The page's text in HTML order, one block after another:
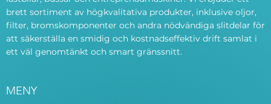
brett sortiment av högkvalitativa produkter, inklusive oljor,
filter, bromskomponenter och andra nödvändiga slitdelar för
att säkerställa en smidig och kostnadseffektiv drift samlat i
ett väl genomtänkt och smart gränssnitt.
MENY